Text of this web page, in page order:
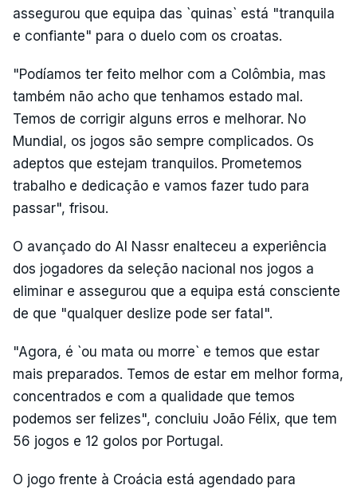
assegurou que equipa das `quinas` está "tranquila
e confiante" para o duelo com os croatas.
"Podíamos ter feito melhor com a Colômbia, mas
também não acho que tenhamos estado mal.
Temos de corrigir alguns erros e melhorar. No
Mundial, os jogos são sempre complicados. Os
adeptos que estejam tranquilos. Prometemos
trabalho e dedicação e vamos fazer tudo para
passar", frisou.
O avançado do Al Nassr enalteceu a experiência
dos jogadores da seleção nacional nos jogos a
eliminar e assegurou que a equipa está consciente
de que "qualquer deslize pode ser fatal".
"Agora, é `ou mata ou morre` e temos que estar
mais preparados. Temos de estar em melhor forma,
concentrados e com a qualidade que temos
podemos ser felizes", concluiu João Félix, que tem
56 jogos e 12 golos por Portugal.
O jogo frente à Croácia está agendado para